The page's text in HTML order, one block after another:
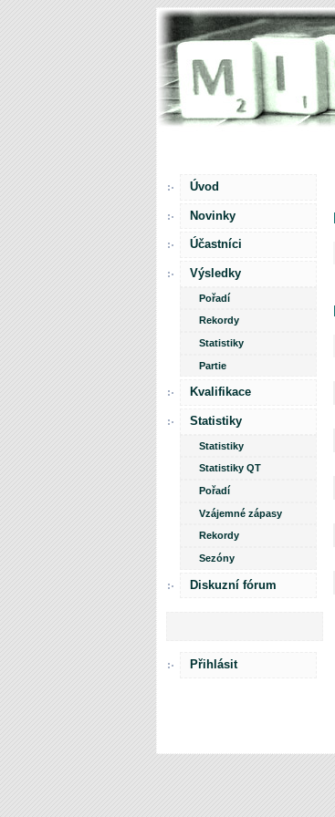
Úvod
Novinky
Účastníci
Výsledky
Pořadí
Rekordy
Statistiky
Partie
Kvalifikace
Statistiky
Statistiky
Statistiky QT
Pořadí
Vzájemné zápasy
Rekordy
Sezóny
Diskuzní fórum
Přihlásit